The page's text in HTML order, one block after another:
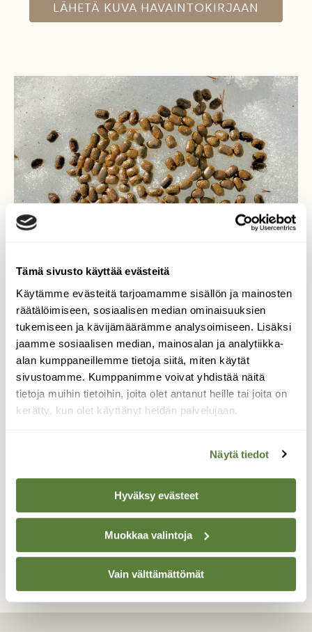
Tämä sivusto käyttää evästeitä
Käytämme evästeitä tarjoamamme sisällön ja mainosten
räätälöimiseen, sosiaalisen median ominaisuuksien
tukemiseen ja kävijämäärämme analysoimiseen. Lisäksi
jaamme sosiaalisen median, mainosalan ja analytiikka-
alan kumppaneillemme tietoja siitä, miten käytät
sivustoamme. Kumppanimme voivat yhdistää näitä
tietoja muihin tietoihin, joita olet antanut heille tai joita on
kerätty, kun olet käyttänyt heidän palvelujaan.
Näytä tiedot
Hyväksy evästeet
Muokkaa valintoja
Vain välttämättömät
LÄHETÄ KUVA HAVAINTOKIRJAAN
Ensimmäinen kevätpälvi
Se löytyi tämän tiheän männyn alta.
Aurinkoisen päivän lämpötila nousi +8° ,
mutta hanki kantoi vielä.
kansallispuisto Helmikuu
TAKAISIN LISTAAN